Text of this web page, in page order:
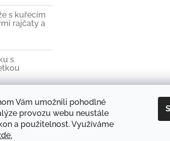
Vám umožnili pohodlné
provozu webu neustále
a použitelnost. Využíváme
s kuřecím
rajčaty a
s
Produkty a značky Doprava zboží